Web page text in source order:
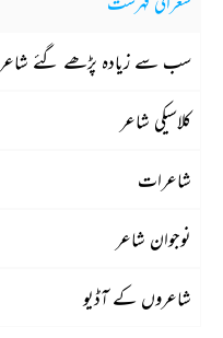
سب سے زیادہ پڑھے گئے شاعر
کلاسیکی شاعر
شاعرات
نوجوان شاعر
شاعروں کے آڈیو